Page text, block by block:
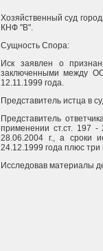
Хозяйственный суд
КНФ "В".
Сущность Спора:
Иск заявлен о
заключенными между
12.11.1999 года.
Представитель истца в
Представитель
применении ст.ст. 197 -
28.06.2004 г., а сроки
24.12.1999 года плюс три
Исследовав материалы